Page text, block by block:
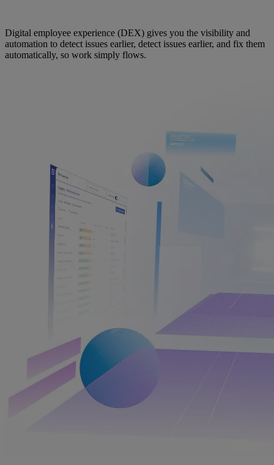
Digital employee experience (DEX) gives you the visibility and
automation to detect issues earlier, detect issues earlier, and fix them
automatically, so work simply flows.